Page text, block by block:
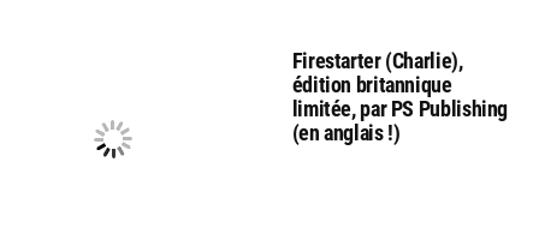
Firestarter (Charlie),
édition britannique
limitée, par PS Publishing
(en anglais !)